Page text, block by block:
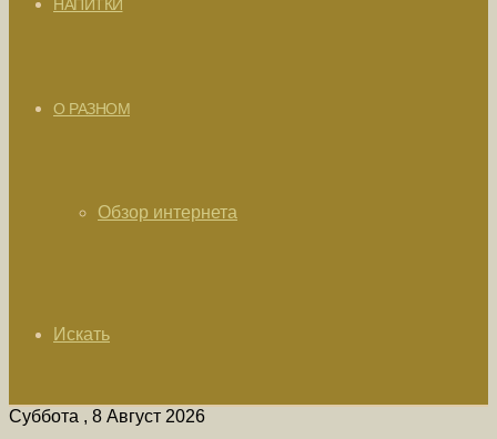
НАПИТКИ
О РАЗНОМ
Обзор интернета
Искать
Суббота , 8 Август 2026